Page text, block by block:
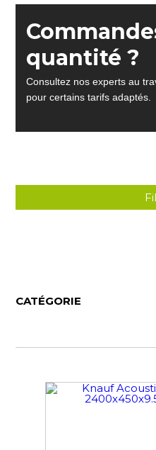
quantité ?
Consultez nos experts au
pour certains tarifs adaptés.
CATÉGORIE